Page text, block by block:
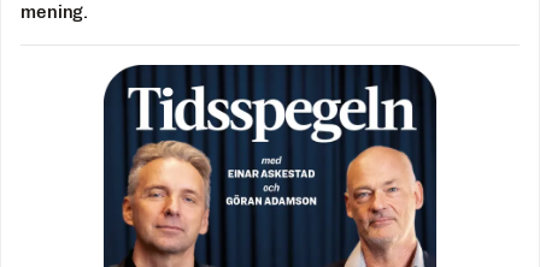
mening.